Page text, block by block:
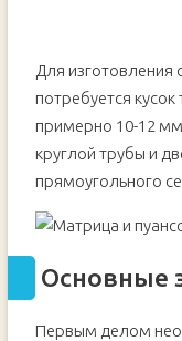
Для изготовления
потребуется
примерно 10-12
круглой трубы и
прямоугольного
Основные
Первым делом